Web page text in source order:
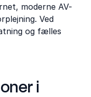
moderne AV-
Ved
og fælles
i